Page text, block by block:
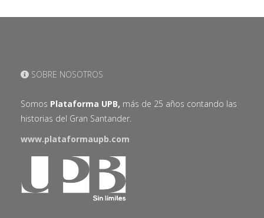
SOBRE NOSOTROS
Somos Plataforma UPB, más de 25 años contando las
historias del Gran Santander.
www.plataformaupb.com